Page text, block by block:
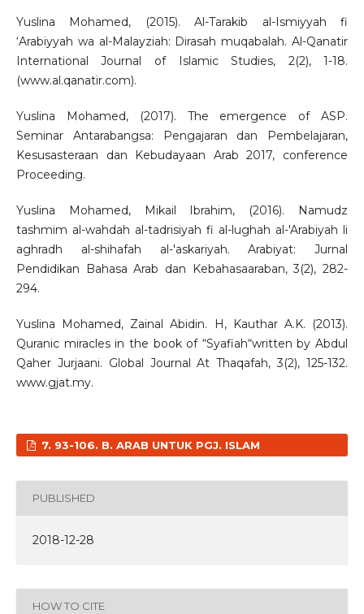
Yuslina Mohamed, (2015). Al-Tarakib al-Ismiyyah fi
‘Arabiyyah wa al-Malayziah: Dirasah muqabalah. Al-Qanatir
International Journal of Islamic Studies, 2(2), 1-18.
(www.al.qanatir.com).
Yuslina Mohamed, (2017). The emergence of ASP.
Seminar Antarabangsa: Pengajaran dan Pembelajaran,
Kesusasteraan dan Kebudayaan Arab 2017, conference
Proceeding.
Yuslina Mohamed, Mikail Ibrahim, (2016). Namudz
tashmim al-wahdah al-tadrisiyah fi al-lughah al-'Arabiyah li
aghradh al-shihafah al-'askariyah. Arabiyat: Jurnal
Pendidikan Bahasa Arab dan Kebahasaaraban, 3(2), 282-
294.
Yuslina Mohamed, Zainal Abidin. H, Kauthar A.K. (2013).
Quranic miracles in the book of “Syafiah“written by Abdul
Qaher Jurjaani. Global Journal At Thaqafah, 3(2), 125-132.
www.gjat.my.
7. 93-106. B. ARAB UNTUK PGJ. ISLAM
PUBLISHED
2018-12-28
HOW TO CITE